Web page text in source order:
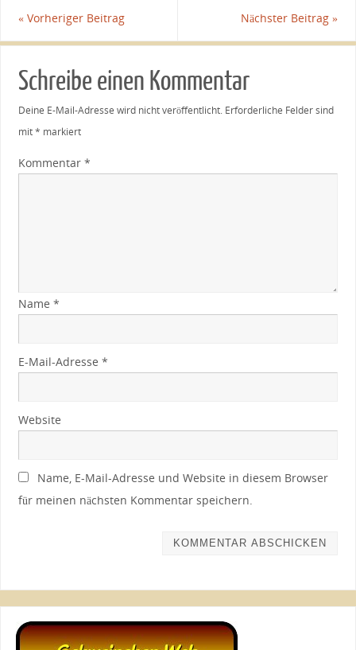
«Vorheriger Beitrag Nächster Beitrag»
Schreibe einen Kommentar
Deine E-Mail-Adresse wird nicht veröffentlicht. Erforderliche Felder sind
mit* markiert
Kommentar *
Name *
E-Mail-Adresse *
Website
Name, E-Mail-Adresse und Website in diesem Browser
für meinen nächsten Kommentar speichern.